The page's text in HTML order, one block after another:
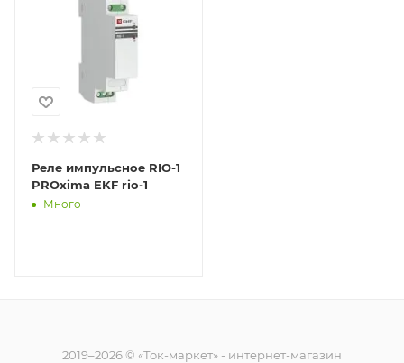
Реле импульсное RIO-1
PROxima EKF rio-1
Много
2019–2026 © «Ток-маркет» - интернет-магазин